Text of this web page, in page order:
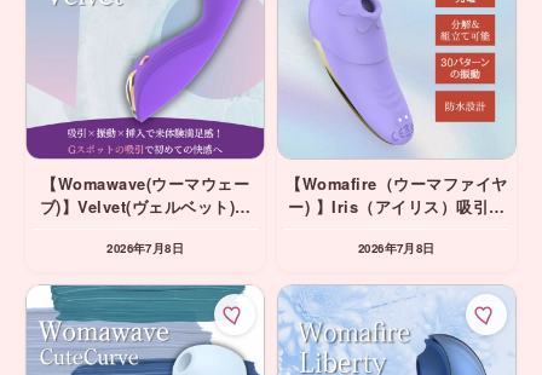
【Womawave(ウーマウェー
ブ)】Velvet(ヴェルベット)
2026年7月8日
【Womafire（ウーマファイヤ
ー) 】Iris（アイリス）吸引＆
2026年7月8日